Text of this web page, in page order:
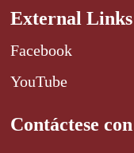
External Links
Facebook
YouTube
Contáctese